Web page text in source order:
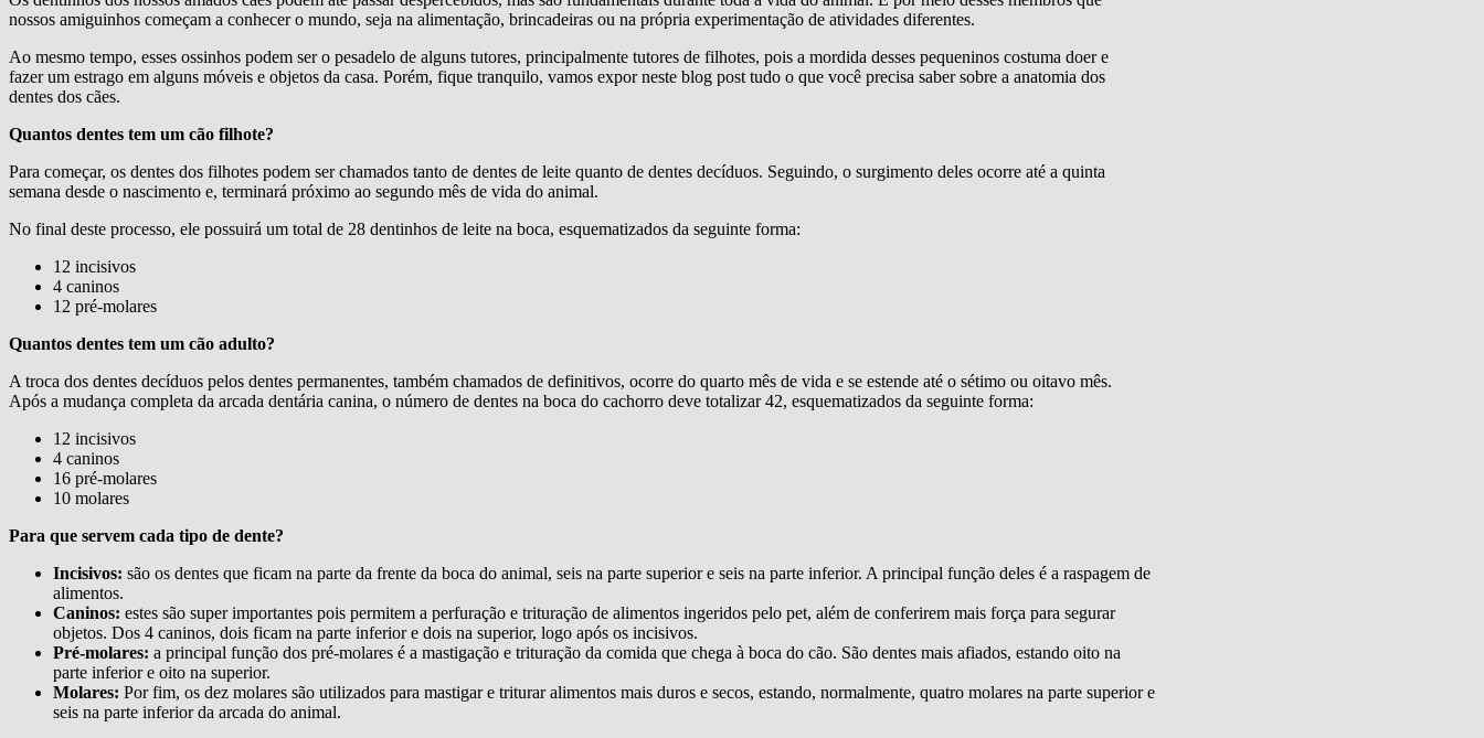
nossos amiguinhos começam a conhecer o mundo, seja na alimentação, brincadeiras ou na própria experimentação de atividades diferentes.
Ao mesmo tempo, esses ossinhos podem ser o pesadelo de alguns tutores, principalmente tutores de filhotes, pois a mordida desses pequeninos costuma doer e
fazer um estrago em alguns móveis e objetos da casa. Porém, fique tranquilo, vamos expor neste blog post tudo o que você precisa saber sobre a anatomia dos
dentes dos cães.
Quantos dentes tem um cão filhote?
Para começar, os dentes dos filhotes podem ser chamados tanto de dentes de leite quanto de dentes decíduos. Seguindo, o surgimento deles ocorre até a quinta
semana desde o nascimento e, terminará próximo ao segundo mês de vida do animal.
No final deste processo, ele possuirá um total de 28 dentinhos de leite na boca, esquematizados da seguinte forma:
12 incisivos
4 caninos
12 pré-molares
Quantos dentes tem um cão adulto?
A troca dos dentes decíduos pelos dentes permanentes, também chamados de definitivos, ocorre do quarto mês de vida e se estende até o sétimo ou oitavo mês.
Após a mudança completa da arcada dentária canina, o número de dentes na boca do cachorro deve totalizar 42, esquematizados da seguinte forma:
12 incisivos
4 caninos
16 pré-molares
10 molares
Para que servem cada tipo de dente?
Incisivos: são os dentes que ficam na parte da frente da boca do animal, seis na parte superior e seis na parte inferior. A principal função deles é a raspagem de
alimentos.
Caninos: estes são super importantes pois permitem a perfuração e trituração de alimentos ingeridos pelo pet, além de conferirem mais força para segurar
objetos. Dos 4 caninos, dois ficam na parte inferior e dois na superior, logo após os incisivos.
Pré-molares: a principal função dos pré-molares é a mastigação e trituração da comida que chega à boca do cão. São dentes mais afiados, estando oito na
parte inferior e oito na superior.
Molares: Por fim, os dez molares são utilizados para mastigar e triturar alimentos mais duros e secos, estando, normalmente, quatro molares na parte superior e
seis na parte inferior da arcada do animal.